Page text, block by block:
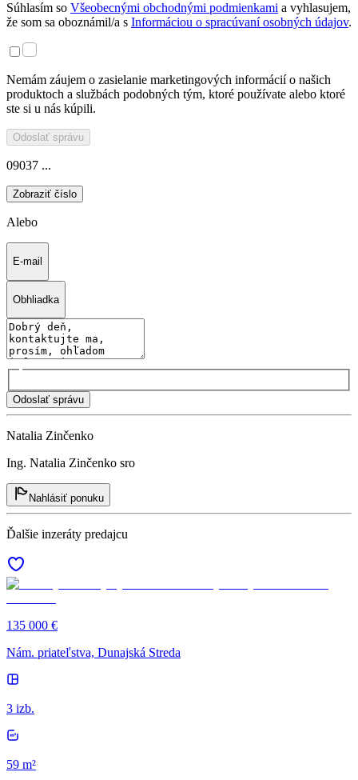
Súhlasím so Všeobecnými obchodnými podmienkami a vyhlasujem,
že som sa oboznámil/a s Informáciou o spracúvaní osobných údajov.
Nemám záujem o zasielanie marketingových informácií o našich
produktoch a službách podobných tým, ktoré používate alebo ktoré
ste si u nás kúpili.
Odoslať správu
09037 ...
Zobraziť číslo
Alebo
E-mail
Obhliadka
Odoslať správu
Natalia Zinčenko
Ing. Natalia Zinčenko sro
Nahlásiť ponuku
Ďalšie inzeráty predajcu
135 000 €
Nám. priateľstva, Dunajská Streda
3 izb.
59 m²